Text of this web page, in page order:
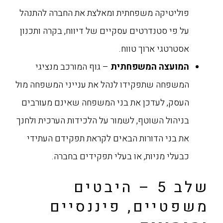
פוליטיקה משפחתית ומאלצת את החברה להתנהל
על פי סטנדרטים עסקיים של דיווח, בקרה ותכנון
אסטרטגי ארוך טווח.
המועצה המשפחתית – גוף המורכב מנציגי
המשפחה שתפקידו לנהל את ענייני המשפחה מול
העסק, לעדכן את בני המשפחה שאינם מעורבים
בניהול השוטף, לשמור על הלכידות הערכית ולחנך
את בני הדורות הבאים לקראת תפקידם העתידי
כבעלי מניות, או בעלי תפקידים בחברה.
שלב 5 – היבטים
משפטיים, פיננסיים